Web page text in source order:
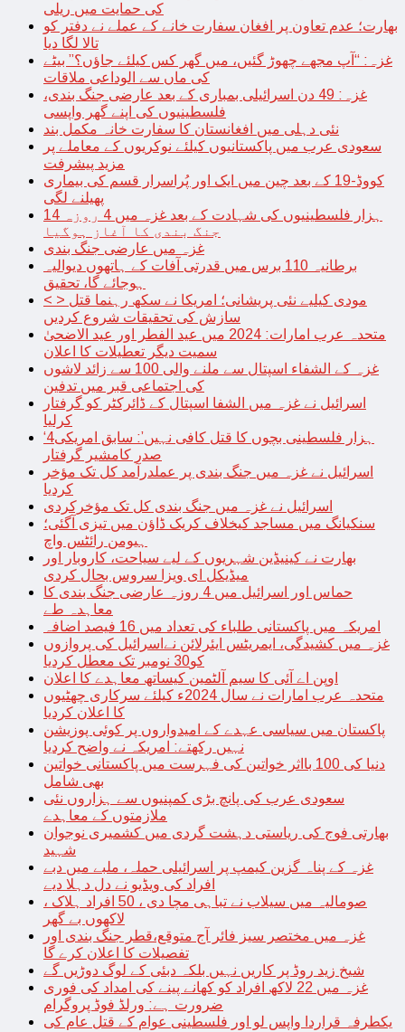
کی حمایت میں ریلی
بھارت؛ عدم تعاون پر افغان سفارت خانے کے عملے نے دفتر کو
تالا لگا دیا
غزہ: “آپ مجھے چھوڑ گئیں، میں گھر کس کیلئے جاؤں؟” بیٹے
کی ماں سے الوداعی ملاقات
غزہ: 49 دن اسرائیلی بمباری کے بعد عارضی جنگ بندی،
فلسطینیوں کی اپنے گھر واپسی
نئی دہلی میں افغانستان کا سفارت خانہ مکمل بند
سعودی عرب میں پاکستانیوں کیلئے نوکریوں کے معاملے پر
مزید پیشرفت
کووڈ-19 کے بعد چین میں ایک اور پُراسرار قسم کی بیماری
پھیلنے لگی
14 ہزار فلسطینیوں کی شہادت کے بعد غزہ میں 4 روزہ
جنگ بندی کا آغاز ہوگیا
غزہ میں عارضی جنگ بندی
برطانیہ 110 برس میں قدرتی آفات کے ہاتھوں دیوالیہ
ہوجائے گا، تحقیق
< > مودی کیلیے نئی پریشانی؛ امریکا نے سکھ رہنما قتل
سازش کی تحقیقات شروع کردیں
متحدہ عرب امارات: 2024 میں عید الفطر اور عید الاضحیٰ
سمیت دیگر تعطیلات کا اعلان
غزہ کے الشفاء اسپتال سے ملنے والی 100 سے زائد لاشوں
کی اجتماعی قبر میں تدفین
اسرائیل نے غزہ میں الشفا اسپتال کے ڈائرکٹر کو گرفتار
کرلیا
‘4ہزار فلسطینی بچوں کا قتل کافی نہیں’: سابق امریکی
صدر کامشیر گرفتار
اسرائیل نے غزہ میں جنگ بندی پر عملدرآمد کل تک مؤخر
کردیا
اسرائیل نے غزہ میں جنگ بندی کل تک مؤخرکردی
سنکیانگ میں مساجد کیخلاف کریک ڈاؤن میں تیزی آگئی؛
ہیومن رائٹس واچ
بھارت نے کینیڈین شہریوں کے لیے سیاحت، کاروبار اور
میڈیکل ای ویزا سروس بحال کردی
حماس اور اسرائیل میں 4 روزہ عارضی جنگ بندی کا
معاہدہ طے
امریکہ میں پاکستانی طلباء کی تعداد میں 16 فیصد اضافہ
غزہ میں کشیدگی، ایمریٹس ایئرلائن نےاسرائیل کی پروازوں
کو30 نومبر تک معطل کردیا
اوپن اے آئی کا سیم آلٹمین کیساتھ معاہدے کا اعلان
متحدہ عرب امارات نے سال 2024ء کیلئے سرکاری چھٹیوں
کا اعلان کردیا
پاکستان میں سیاسی عہدے کے امیدواروں پر کوئی پوزیشن
نہیں رکھتے: امریکہ نے واضح کردیا
دنیا کی 100 بااثر خواتین کی فہرست میں پاکستانی خواتین
بھی شامل
سعودی عرب کی پانچ بڑی کمپنیوں سے ہزاروں نئی
ملازمتوں کے معاہدے
بھارتی فوج کی ریاستی دہشت گردی میں کشمیری نوجوان
شہید
غزہ کے پناہ گزین کیمپ پر اسرائیلی حملہ، ملبے میں دبے
افراد کی ویڈیو نے دل دہلا دیے
صومالیہ میں سیلاب نے تباہی مچا دی ، 50 افراد ہلاک ،
لاکھوں بے گھر
غزہ میں مختصر سیز فائر آج متوقع،قطر جنگ بندی اور
تفصیلات کا اعلان کرے گا
شیخ زید روڈ پر کاریں نہیں بلکہ دبئی کے لوگ دوڑیں گے
غزہ میں 22 لاکھ افراد کو کھانے پینے کی امداد کی فوری
ضرورت ہے: ورلڈ فوڈ پروگرام
یکطرفہ قراردا واپس لو اور فلسطینی عوام کے قتل عام کی